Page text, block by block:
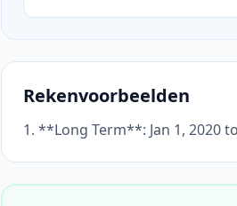
Rekenvoorbeelden
1. **Long Term**: Jan 1, 2020